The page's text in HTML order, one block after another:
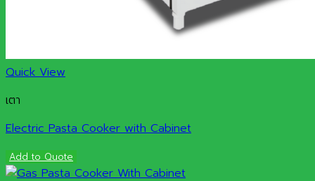
Quick View
เตา
Electric Pasta Cooker with Cabinet
Add to Quote